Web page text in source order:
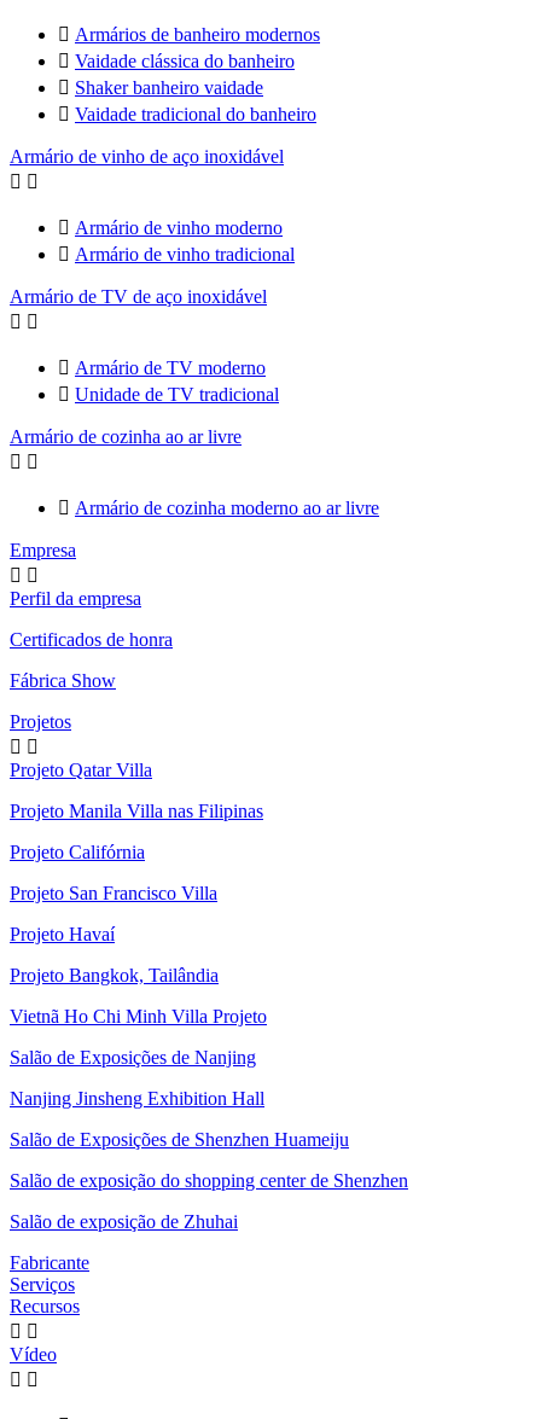
 Armários de banheiro modernos
 Vaidade clássica do banheiro
 Shaker banheiro vaidade
 Vaidade tradicional do banheiro
Armário de vinho de aço inoxidável
 
 Armário de vinho moderno
 Armário de vinho tradicional
Armário de TV de aço inoxidável
 
 Armário de TV moderno
 Unidade de TV tradicional
Armário de cozinha ao ar livre
 
 Armário de cozinha moderno ao ar livre
Empresa
 
Perfil da empresa
Certificados de honra
Fábrica Show
Projetos
 
Projeto Qatar Villa
Projeto Manila Villa nas Filipinas
Projeto Califórnia
Projeto San Francisco Villa
Projeto Havaí
Projeto Bangkok, Tailândia
Vietnã Ho Chi Minh Villa Projeto
Salão de Exposições de Nanjing
Nanjing Jinsheng Exhibition Hall
Salão de Exposições de Shenzhen Huameiju
Salão de exposição do shopping center de Shenzhen
Salão de exposição de Zhuhai
Fabricante
Serviços
Recursos
 
Vídeo
 